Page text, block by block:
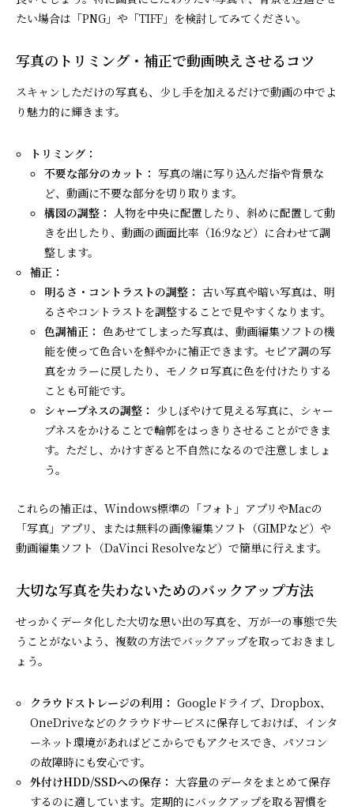
たい場合は「PNG」や「TIFF」を検討してみてください。
写真のトリミング・補正で動画映えさせるコツ
スキャンしただけの写真も、少し手を加えるだけで動画の中でよ
り魅力的に輝きます。
トリミング：
不要な部分のカット： 写真の端に写り込んだ指や背景な
ど、動画に不要な部分を切り取ります。
構図の調整： 人物を中央に配置したり、斜めに配置して動
きを出したり、動画の画面比率（16:9など）に合わせて調
整します。
補正：
明るさ・コントラストの調整： 古い写真や暗い写真は、明
るさやコントラストを調整することで見やすくなります。
色調補正： 色あせてしまった写真は、動画編集ソフトの機
能を使って色合いを鮮やかに補正できます。セピア調の写
真をカラーに戻したり、モノクロ写真に色を付けたりする
ことも可能です。
シャープネスの調整： 少しぼやけて見える写真に、シャー
プネスをかけることで輪郭をはっきりさせることができま
す。ただし、かけすぎると不自然になるので注意しましょ
う。
これらの補正は、Windows標準の「フォト」アプリやMacの
「写真」アプリ、または無料の画像編集ソフト（GIMPなど）や
動画編集ソフト（DaVinci Resolveなど）で簡単に行えます。
大切な写真を失わないためのバックアップ方法
せっかくデータ化した大切な思い出の写真を、万が一の事態で失
うことがないよう、複数の方法でバックアップを取っておきまし
ょう。
クラウドストレージの利用： Googleドライブ、Dropbox、
OneDriveなどのクラウドサービスに保存しておけば、インタ
ーネット環境があればどこからでもアクセスでき、パソコン
の故障時にも安心です。
外付けHDD/SSDへの保存： 大容量のデータをまとめて保存
するのに適しています。定期的にバックアップを取る習慣を